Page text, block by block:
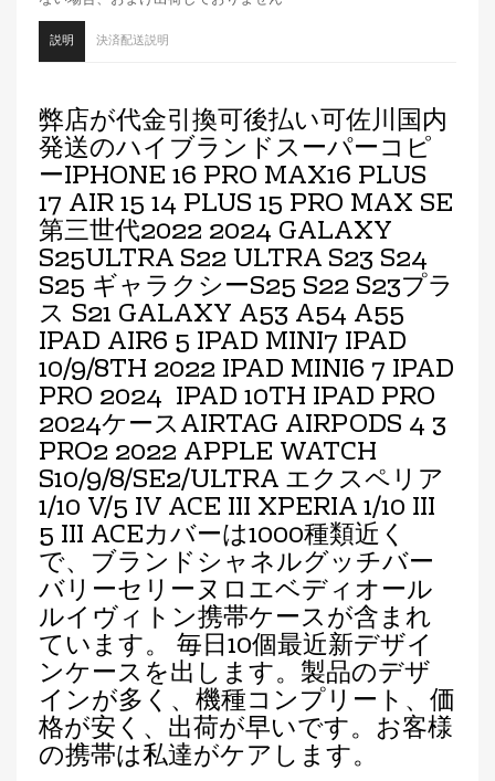
説明 決済配送説明
弊店が代金引換可後払い可佐川国内
発送のハイブランドスーパーコピ
ーIPHONE 16 PRO MAX16 PLUS
17 AIR 15 14 PLUS 15 PRO MAX SE
第三世代2022 2024 GALAXY
S25ULTRA S22 ULTRA S23 S24
S25 ギャラクシーS25 S22 S23プラ
ス S21 GALAXY A53 A54 A55
IPAD AIR6 5 IPAD MINI7 IPAD
10/9/8TH 2022 IPAD MINI6 7 IPAD
PRO 2024 IPAD 10TH IPAD PRO
2024ケースAIRTAG AIRPODS 4 3
PRO2 2022 APPLE WATCH
S10/9/8/SE2/ULTRA エクスペリア
1/10 V/5 IV ACE III XPERIA 1/10 III
5 III ACEカバーは1000種類近く
で、ブランドシャネルグッチバー
バリーセリーヌロエベディオール
ルイヴィトン携帯ケースが含まれ
ています。 毎日10個最近新デザイ
ンケースを出します。製品のデザ
インが多く、機種コンプリート、価
格が安く、出荷が早いです。お客様
の携帯は私達がケアします。